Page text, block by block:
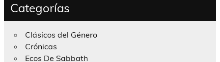
Categorías
Clásicos del Género
Crónicas
Ecos De Sabbath